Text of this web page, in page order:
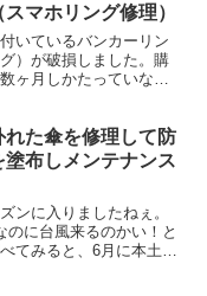
マホリング修理）
いているバンカーリン
）が破損しました。購
ヶ月しかたっていない
れた傘を修理して防
塗布しメンテナンス
ンに入りましたねぇ。
のに台風来るのかい！と
てみると、6月に本土へ